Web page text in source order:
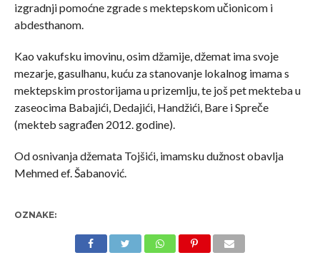
izgradnji pomoćne zgrade s mektepskom učionicom i
abdesthanom.
Kao vakufsku imovinu, osim džamije, džemat ima svoje
mezarje, gasulhanu, kuću za stanovanje lokalnog imama s
mektepskim prostorijama u prizemlju, te još pet mekteba u
zaseocima Babajići, Dedajići, Handžići, Bare i Spreče
(mekteb sagrađen 2012. godine).
Od osnivanja džemata Tojšići, imamsku dužnost obavlja
Mehmed ef. Šabanović.
OZNAKE: